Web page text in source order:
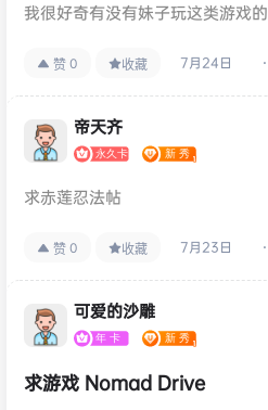
我很好奇有没有妹子玩这类游戏的
赞 0 收藏 7月24日
帝天齐
求赤莲忍法帖
赞 0 收藏 7月23日
可爱的沙雕
求游戏 Nomad Drive